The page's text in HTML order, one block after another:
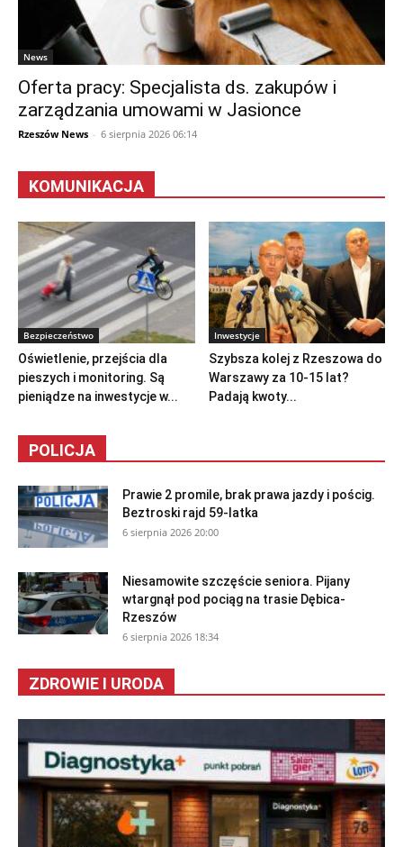
News
Oferta pracy: Specjalista ds. zakupów i
zarządzania umowami w Jasionce
Rzeszów News - 6 sierpnia 2026 06:14
KOMUNIKACJA
Bezpieczeństwo
Oświetlenie, przejścia dla
pieszych i monitoring. Są
pieniądze na inwestycje w...
Inwestycje
Szybsza kolej z Rzeszowa do
Warszawy za 10-15 lat?
Padają kwoty...
POLICJA
Prawie 2 promile, brak prawa jazdy i pościg.
Beztroski rajd 59-latka
6 sierpnia 2026 20:00
Niesamowite szczęście seniora. Pijany
wtargnął pod pociąg na trasie Dębica-
Rzeszów
6 sierpnia 2026 18:34
ZDROWIE I URODA